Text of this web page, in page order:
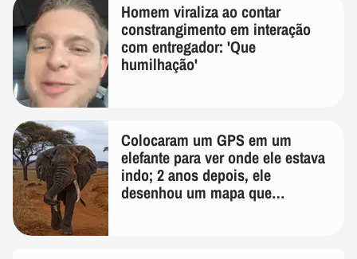
Homem viraliza ao contar
constrangimento em interação
com entregador: 'Que
humilhação'
Colocaram um GPS em um
elefante para ver onde ele estava
indo; 2 anos depois, ele
desenhou um mapa que